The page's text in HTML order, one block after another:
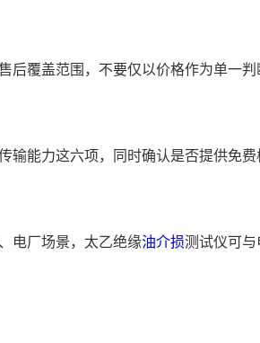
覆盖范围，不要仅以价格作为单一
能力这六项，同时确认是否提供免费
电厂场景，太乙绝缘油介损测试仪可